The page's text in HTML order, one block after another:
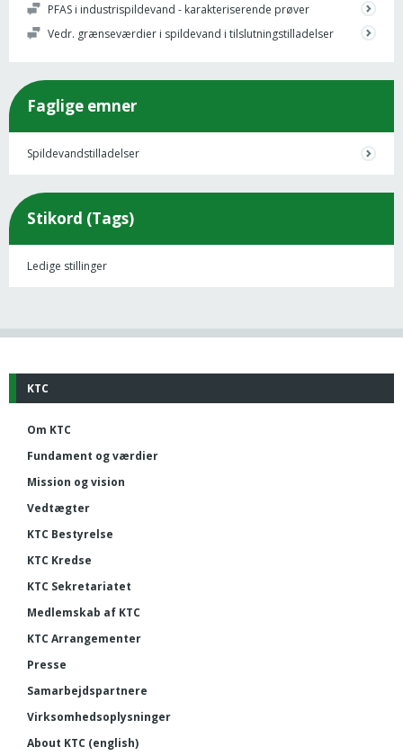
PFAS i industrispildevand - karakteriserende prøver
Vedr. grænseværdier i spildevand i tilslutningstilladelser
Faglige emner
Spildevandstilladelser
Stikord (Tags)
Ledige stillinger
KTC
Om KTC
Fundament og værdier
Mission og vision
Vedtægter
KTC Bestyrelse
KTC Kredse
KTC Sekretariatet
Medlemskab af KTC
KTC Arrangementer
Presse
Samarbejdspartnere
Virksomhedsoplysninger
About KTC (english)